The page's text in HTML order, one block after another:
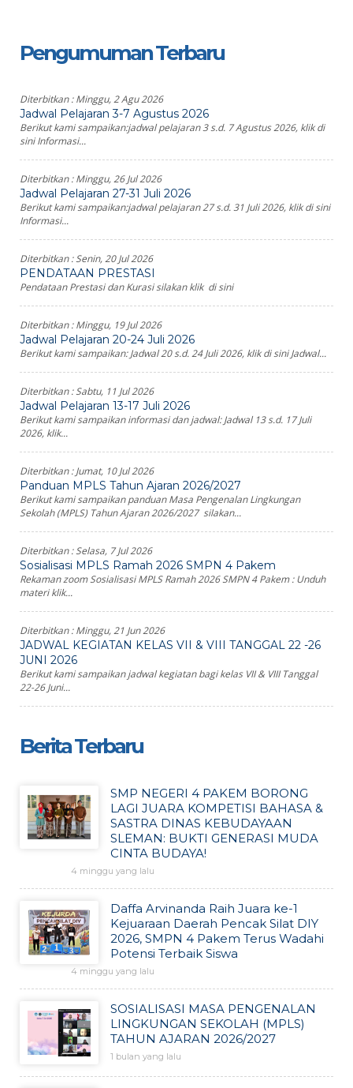
Pengumuman Terbaru
Diterbitkan :Minggu, 2 Agu 2026
Jadwal Pelajaran 3-7 Agustus 2026
Berikut kami sampaikan:jadwal pelajaran 3 s.d. 7 Agustus 2026, klik di
sini Informasi...
Diterbitkan :Minggu, 26 Jul 2026
Jadwal Pelajaran 27-31 Juli 2026
Berikut kami sampaikan:jadwal pelajaran 27 s.d. 31 Juli 2026, klik di sini
Informasi...
Diterbitkan :Senin, 20 Jul 2026
PENDATAAN PRESTASI
Pendataan Prestasi dan Kurasi silakan klik di sini
Diterbitkan :Minggu, 19 Jul 2026
Jadwal Pelajaran 20-24 Juli 2026
Berikut kami sampaikan: Jadwal 20 s.d. 24 Juli 2026, klik di sini Jadwal...
Diterbitkan :Sabtu, 11 Jul 2026
Jadwal Pelajaran 13-17 Juli 2026
Berikut kami sampaikan informasi dan jadwal: Jadwal 13 s.d. 17 Juli
2026, klik...
Diterbitkan :Jumat, 10 Jul 2026
Panduan MPLS Tahun Ajaran 2026/2027
Berikut kami sampaikan panduan Masa Pengenalan Lingkungan
Sekolah (MPLS) Tahun Ajaran 2026/2027 silakan...
Diterbitkan :Selasa, 7 Jul 2026
Sosialisasi MPLS Ramah 2026 SMPN 4 Pakem
Rekaman zoom Sosialisasi MPLS Ramah 2026 SMPN 4 Pakem : Unduh
materi klik...
Diterbitkan :Minggu, 21 Jun 2026
JADWAL KEGIATAN KELAS VII & VIII TANGGAL 22 -26
JUNI 2026
Berikut kami sampaikan jadwal kegiatan bagi kelas VII & VIII Tanggal
22-26 Juni...
Berita Terbaru
SMP NEGERI 4 PAKEM BORONG
LAGI JUARA KOMPETISI BAHASA &
SASTRA DINAS KEBUDAYAAN
SLEMAN: BUKTI GENERASI MUDA
CINTA BUDAYA!
4 minggu yang lalu
Daffa Arvinanda Raih Juara ke-1
Kejuaraan Daerah Pencak Silat DIY
2026, SMPN 4 Pakem Terus Wadahi
Potensi Terbaik Siswa
4 minggu yang lalu
SOSIALISASI MASA PENGENALAN
LINGKUNGAN SEKOLAH (MPLS)
TAHUN AJARAN 2026/2027
1 bulan yang lalu